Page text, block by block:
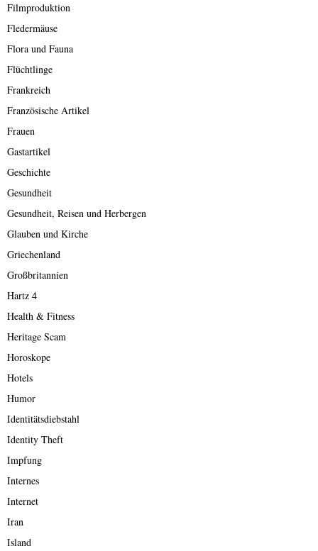
Filmproduktion
Fledermäuse
Flora und Fauna
Flüchtlinge
Frankreich
Französische Artikel
Frauen
Gastartikel
Geschichte
Gesundheit
Gesundheit, Reisen und Herbergen
Glauben und Kirche
Griechenland
Großbritannien
Hartz 4
Health & Fitness
Heritage Scam
Horoskope
Hotels
Humor
Identitätsdiebstahl
Identity Theft
Impfung
Internes
Internet
Iran
Island